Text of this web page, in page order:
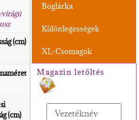
Boglárka
Különlegességek
XL-Csomagok
Magazin letöltés
(cm)
(cm)